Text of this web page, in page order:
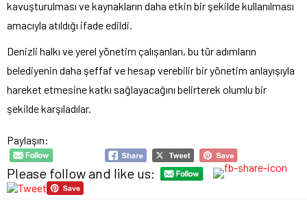
kavuşturulması ve kaynakların daha etkin bir şekilde kullanılması
amacıyla atıldığı ifade edildi.
Denizli halkı ve yerel yönetim çalışanları, bu tür adımların
belediyenin daha şeffaf ve hesap verebilir bir yönetim anlayışıyla
hareket etmesine katkı sağlayacağını belirterek olumlu bir
şekilde karşıladılar.
Paylaşın:
Please follow and like us: